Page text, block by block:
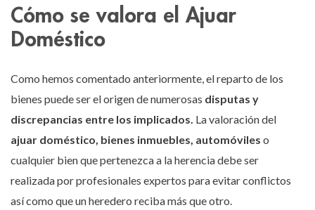
Cómo se valora el Ajuar
Doméstico
Como hemos comentado anteriormente, el reparto de los
bienes puede ser el origen de numerosas disputas y
discrepancias entre los implicados. La valoración del
ajuar doméstico, bienes inmuebles, automóviles o
cualquier bien que pertenezca a la herencia debe ser
realizada por profesionales expertos para evitar conflictos
así como que un heredero reciba más que otro.